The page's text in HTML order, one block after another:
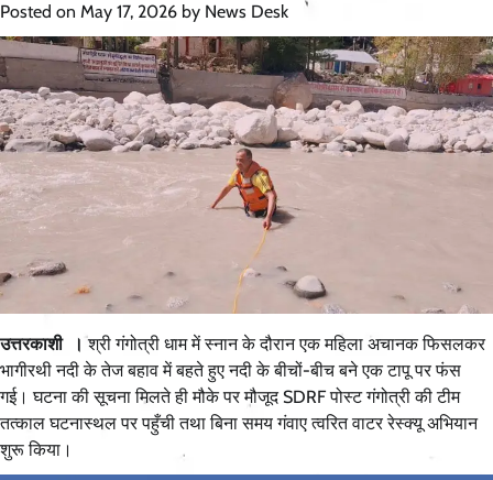
Posted on May 17, 2026 by News Desk
उत्तरकाशी । श्री गंगोत्री धाम में स्नान के दौरान एक महिला अचानक फिसलकर
भागीरथी नदी के तेज बहाव में बहते हुए नदी के बीचों-बीच बने एक टापू पर फंस
गई। घटना की सूचना मिलते ही मौके पर मौजूद SDRF पोस्ट गंगोत्री की टीम
तत्काल घटनास्थल पर पहुँची तथा बिना समय गंवाए त्वरित वाटर रेस्क्यू अभियान
शुरू किया।